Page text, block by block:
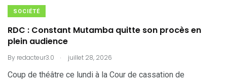
SOCIÉTÉ
RDC : Constant Mutamba quitte son procès en
plein audience
By redacteur3.0 . juillet 28, 2026
Coup de théâtre ce lundi à la Cour de cassation de